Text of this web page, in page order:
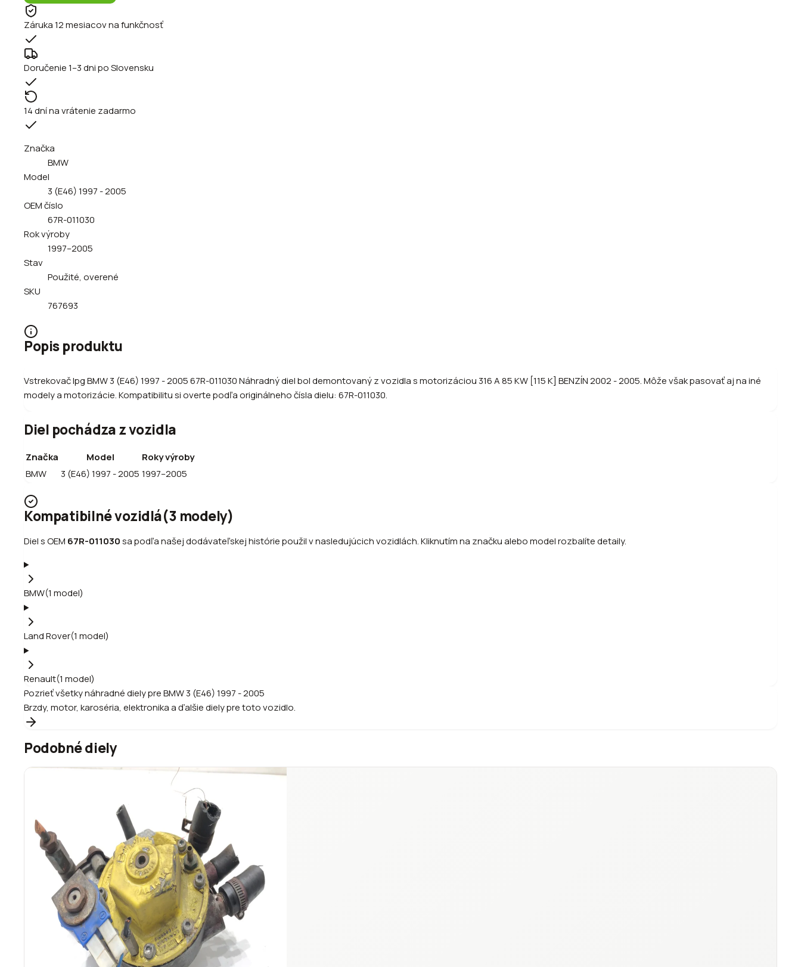
Záruka 12 mesiacov na funkčnosť
Doručenie 1–3 dni po Slovensku
14 dní na vrátenie zadarmo
Značka
BMW
Model
3 (E46) 1997 - 2005
OEM číslo
67R-011030
Rok výroby
1997–2005
Stav
Použité, overené
SKU
767693
Popis produktu
Vstrekovač lpg BMW 3 (E46) 1997 - 2005 67R-011030 Náhradný diel bol demontovaný z vozidla s motorizáciou 316 A 85 KW [115 K] BENZÍN 2002 - 2005. Môže však pasovať aj na iné
modely a motorizácie. Kompatibilitu si overte podľa originálneho čísla dielu: 67R-011030.
Diel pochádza z vozidla
Značka Model
Roky výroby
BMW
3 (E46) 1997 - 2005 1997–2005
Kompatibilné vozidlá(3 modely)
Diel s OEM 67R-011030sa podľa našej dodávateľskej histórie použil v nasledujúcich vozidlách. Kliknutím na značku alebo model rozbalíte detaily.
BMW(1 model)
Land Rover(1 model)
Renault(1 model)
Pozrieť všetky náhradné diely preBMW3 (E46) 1997 - 2005
Brzdy, motor, karoséria, elektronika a ďalšie diely pre toto vozidlo.
Podobné diely